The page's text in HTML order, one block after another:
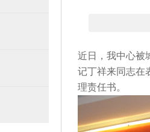
近日，我中心被
记丁祥来同志在
理责任书。